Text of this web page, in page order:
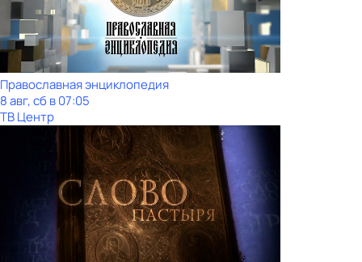
Православная энциклопедия
8 авг, сб в 07:05
ТВ Центр